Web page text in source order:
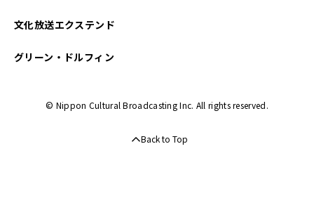
2024年09月
2024年05月
文化放送エクステンド
グリーン・ドルフィン
© Nippon Cultural Broadcasting Inc. All rights reserved.
Back to Top